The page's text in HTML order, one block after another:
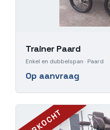
Trainer Paard
Enkel en dubbelspan · Paard
Op aanvraag